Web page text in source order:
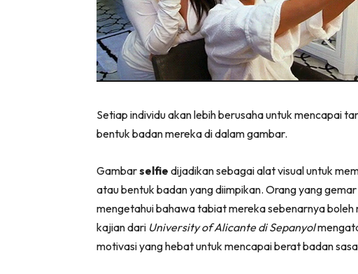
Setiap individu akan lebih berusaha untuk mencapai
bentuk badan mereka di dalam gambar.
Gambarselfie dijadikan sebagai alat visual untuk
atau bentuk badan yang diimpikan. Orang yang
mengetahui bahawa tabiat mereka sebenarnya
kajian dari University of Alicante di Sepanyol
motivasi yang hebat untuk mencapai berat badan